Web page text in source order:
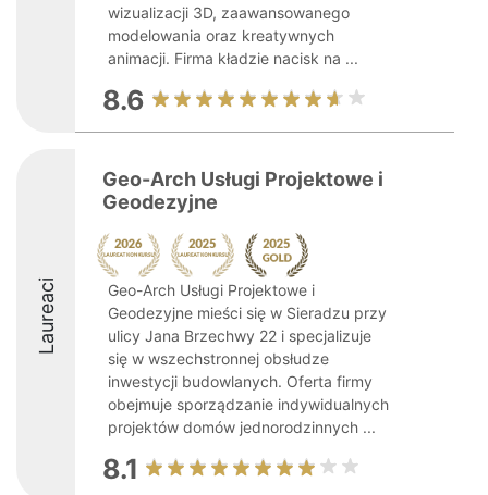
wizualizacji 3D, zaawansowanego
modelowania oraz kreatywnych
animacji. Firma kładzie nacisk na ...
8.6
Laureaci
Geo-Arch Usługi Projektowe i
Geodezyjne
Geo-Arch Usługi Projektowe i
Geodezyjne mieści się w Sieradzu przy
ulicy Jana Brzechwy 22 i specjalizuje
się w wszechstronnej obsłudze
inwestycji budowlanych. Oferta firmy
obejmuje sporządzanie indywidualnych
projektów domów jednorodzinnych ...
8.1